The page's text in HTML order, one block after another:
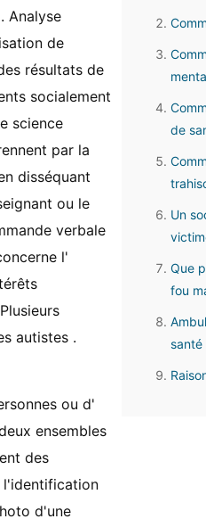
Analyse
de
résultats de
socialement
science
par la
disséquant
ou le
verbale
l'
autistes .
ou d'
ensembles
des
l'identification
d'une
de
Un
Que
fou
santé